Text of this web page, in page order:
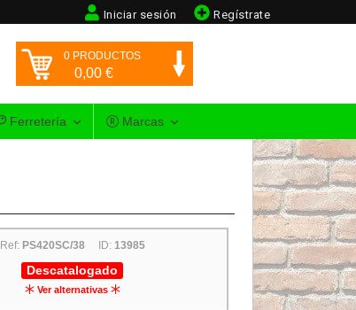
Regístrate
Iniciar sesión
0 PRODUCTOS
0,00 €
Ferretería Marcas
Ref: PS420SC/38ID: 13985
Descatalogado
Ver alternativas